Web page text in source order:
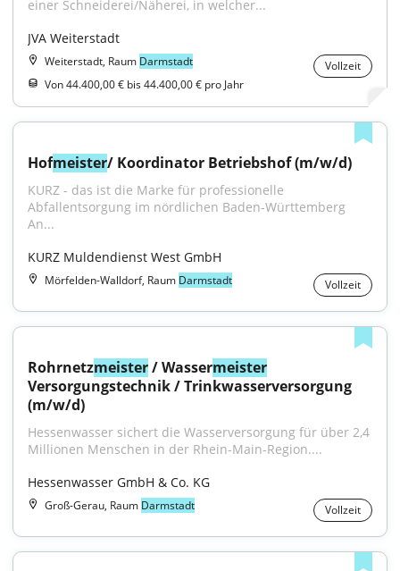
einer Schneiderei/Näherei, in welcher...
JVA Weiterstadt
Weiterstadt, Raum Darmstadt
Vollzeit
Von 44.400,00 € bis 44.400,00 € pro Jahr
Hofmeister/ Koordinator Betriebshof (m/w/d)
KURZ - das ist die Marke für professionelle
Abfallentsorgung im nördlichen Baden-Württemberg
An...
KURZ Muldendienst West GmbH
Mörfelden-Walldorf, Raum Darmstadt Vollzeit
Rohrnetzmeister / Wassermeister
Versorgungstechnik / Trinkwasserversorgung
(m/w/d)
Hessenwasser sichert die Wasserversorgung für über 2,4
Millionen Menschen in der Rhein-Main-Region....
Hessenwasser GmbH & Co. KG
Groß-Gerau, Raum Darmstadt Vollzeit